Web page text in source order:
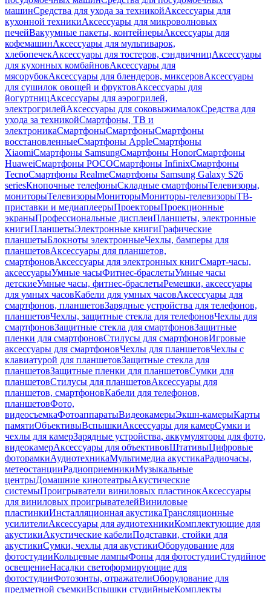
машинСредства для ухода за техникойАксессуары для
кухонной техникиАксессуары для микроволновых
печейВакуумные пакеты, контейнерыАксессуары для
кофемашинАксессуары для мультиварок,
хлебопечекАксессуары для тостеров, сэндвичницАксессуары
для кухонных комбайновАксессуары для
мясорубокАксессуары для блендеров, миксеровАксессуары
для сушилок овощей и фруктовАксессуары для
йогуртницАксессуары для аэрогрилей,
электрогрилейАксессуары для соковыжималокСредства для
ухода за техникойСмартфоны, ТВ и
электроникаСмартфоныСмартфоныСмартфоны
восстановленныеСмартфоны AppleСмартфоны
XiaomiСмартфоны SamsungСмартфоны HonorСмартфоны
HuaweiСмартфоны POCOСмартфоны InfinixСмартфоны
TecnoСмартфоны RealmeСмартфоны Samsung Galaxy S26
seriesКнопочные телефоныСкладные смартфоныТелевизоры,
мониторыТелевизорыМониторыМониторы-телевизорыТВ-
приставки и медиаплеерыПроекторыПроекционные
экраныПрофессиональные дисплеиПланшеты, электронные
книгиПланшетыЭлектронные книгиГрафические
планшетыБлокноты электронныеЧехлы, бамперы для
планшетовАксессуары для планшетов,
смартфоновАксессуары для электронных книгСмарт-часы,
аксессуарыУмные часыФитнес-браслетыУмные часы
детскиеУмные часы, фитнес-браслетыРемешки, аксессуары
для умных часовКабели для умных часовАксессуары для
смартфонов, планшетовЗарядные устройства для телефонов,
планшетовЧехлы, защитные стекла для телефоновЧехлы для
смартфоновЗащитные стекла для смартфоновЗащитные
пленки для смартфоновСтилусы для смартфоновИгровые
аксессуары для смартфоновЧехлы для планшетовЧехлы с
клавиатурой для планшетовЗащитные стекла для
планшетовЗащитные пленки для планшетовСумки для
планшетовСтилусы для планшетовАксессуары для
планшетов, смартфоновКабели для телефонов,
планшетовФото,
видеосъемкаФотоаппаратыВидеокамерыЭкшн-камерыКарты
памятиОбъективыВспышкиАксессуары для камерСумки и
чехлы для камерЗарядные устройства, аккумуляторы для фото,
видеокамерАксессуары для объективовШтативыЦифровые
фоторамкиАудиотехникаМультимедиа акустикаРадиочасы,
метеостанцииРадиоприемникиМузыкальные
центрыДомашние кинотеатрыАкустические
системыПроигрыватели виниловых пластинокАксессуары
для виниловых проигрывателейВиниловые
пластинкиИнсталляционная акустикаТрансляционные
усилителиАксессуары для аудиотехникиКомплектующие для
акустикиАкустические кабелиПодставки, стойки для
акустикиСумки, чехлы для акустикиОборудование для
фотостудииКольцевые лампыФоны для фотостудииСтудийное
освещениеНасадки светоформирующие для
фотостудииФотозонты, отражателиОборудование для
предметной съемкиВспышки студийныеКомплекты